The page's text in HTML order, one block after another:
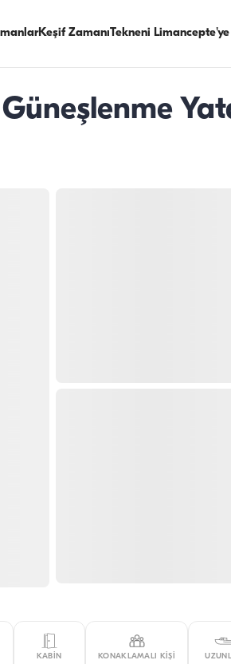
Keşif ZamanıTekneni
KABIN KONAKLAMALI KIŞI